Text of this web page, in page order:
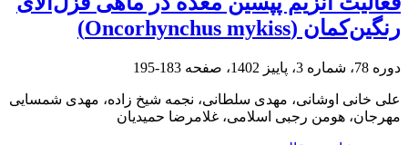
رنگین‌کمان (Oncorhynchus mykiss)
دوره 78، شماره 3، پاییز 1402، صفحه 183-195
علی خانی اوشانی، مهدی سلطانی، نجمه شیخ زاده، مهدی شمسایی
مهرجان، هومن رجبی اسلامی، غلامرضا حمیدیان